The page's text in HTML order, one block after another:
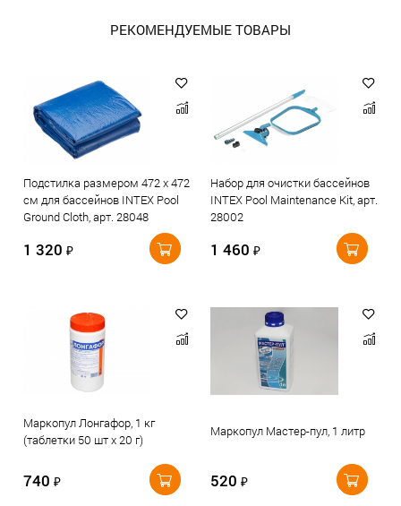
РЕКОМЕНДУЕМЫЕ ТОВАРЫ
Подстилка размером 472 х 472
см для бассейнов INTEX Pool
Ground Cloth, арт. 28048
1 320 ₽
Набор для очистки бассейнов
INTEX Pool Maintenance Kit, арт.
28002
1 460 ₽
Маркопул Лонгафор, 1 кг
(таблетки 50 шт х 20 г)
740 ₽
Маркопул Мастер-пул, 1 литр
520 ₽